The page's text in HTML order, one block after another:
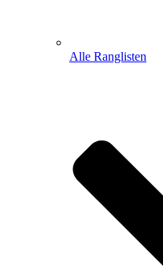
Alle Ranglisten